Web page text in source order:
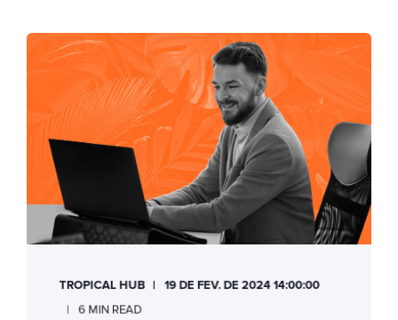
TROPICAL HUB 19 DE FEV. DE 2024 14:00:00
6 MIN READ